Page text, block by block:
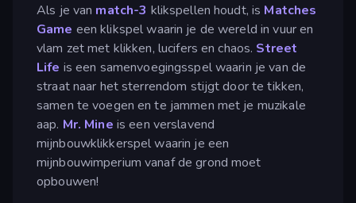
Als je van match-3 klikspellen houdt, is Matches
Game een klikspel waarin je de wereld in vuur en
vlam zet met klikken, lucifers en chaos. Street
Life is een samenvoegingsspel waarin je van de
straat naar het sterrendom stijgt door te tikken,
samen te voegen en te jammen met je muzikale
aap. Mr. Mine is een verslavend
mijnbouwklikkerspel waarin je een
mijnbouwimperium vanaf de grond moet
opbouwen!